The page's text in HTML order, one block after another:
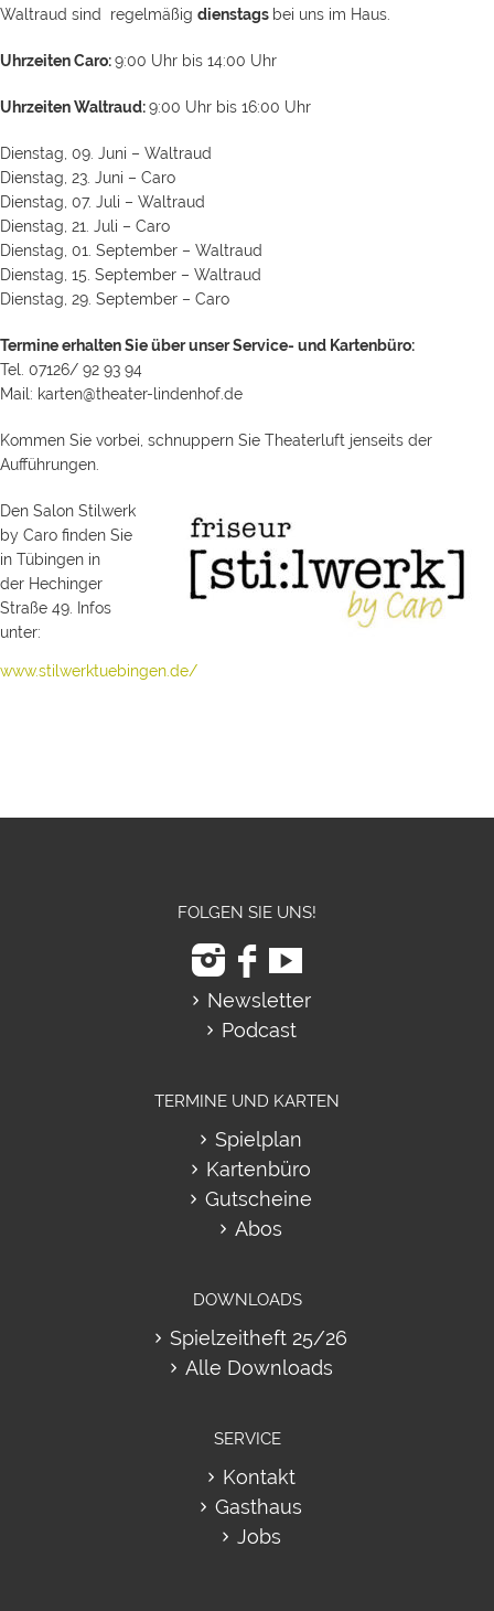
Waltraud sind regelmäßig dienstags bei uns im Haus.
Uhrzeiten Caro:9:00 Uhr bis 14:00 Uhr
Uhrzeiten Waltraud:9:00 Uhr bis 16:00 Uhr
Dienstag, 09. Juni – Waltraud
Dienstag, 23. Juni – Caro
Dienstag, 07. Juli – Waltraud
Dienstag, 21. Juli – Caro
Dienstag, 01. September – Waltraud
Dienstag, 15. September – Waltraud
Dienstag, 29. September – Caro
Termine erhalten Sie über unser Service- und Kartenbüro:
Tel. 07126/ 92 93 94
Mail: karten@theater-lindenhof.de
Kommen Sie vorbei, schnuppern Sie Theaterluft jenseits der
Aufführungen.
Den Salon Stilwerk
by Caro finden Sie
in Tübingen in
der Hechinger
Straße 49. Infos
unter:
www.stilwerktuebingen.de/
FOLGEN SIE UNS!
Newsletter
Podcast
TERMINE UND KARTEN
Spielplan
Kartenbüro
Gutscheine
Abos
DOWNLOADS
Spielzeitheft 25/26
Alle Downloads
SERVICE
Kontakt
Gasthaus
Jobs